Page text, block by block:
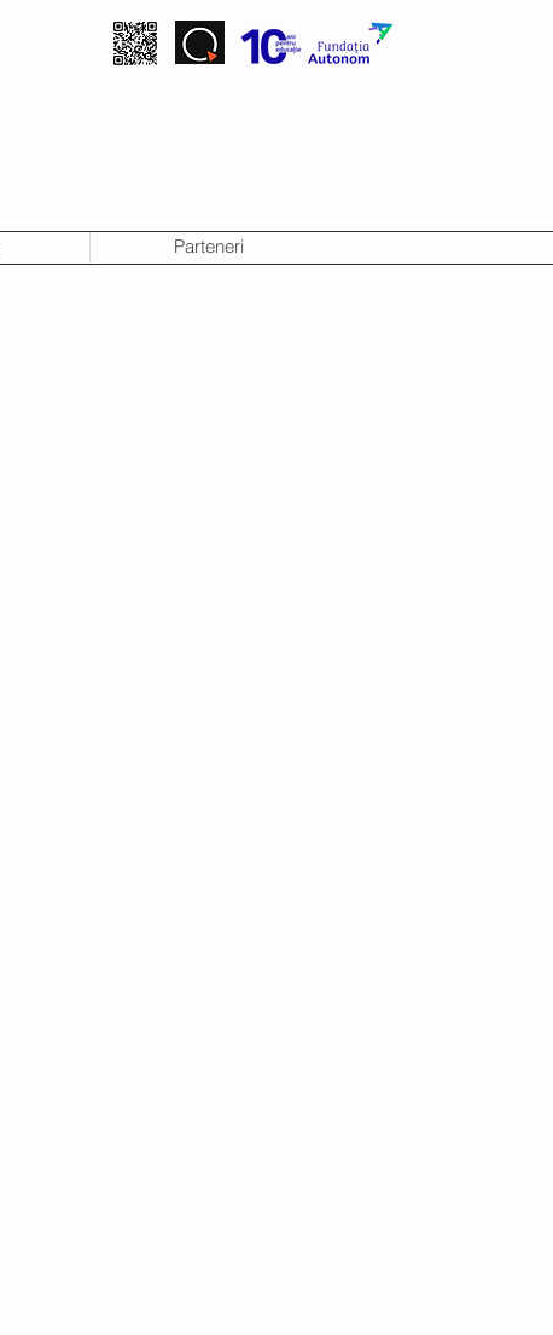
Parteneri